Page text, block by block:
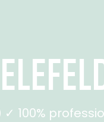
100%